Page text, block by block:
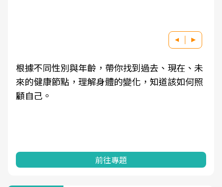
根據不同性別與年齡，帶你找到過去、現在、未
來的健康節點，理解身體的變化，知道該如何照
顧自己。
前往專題